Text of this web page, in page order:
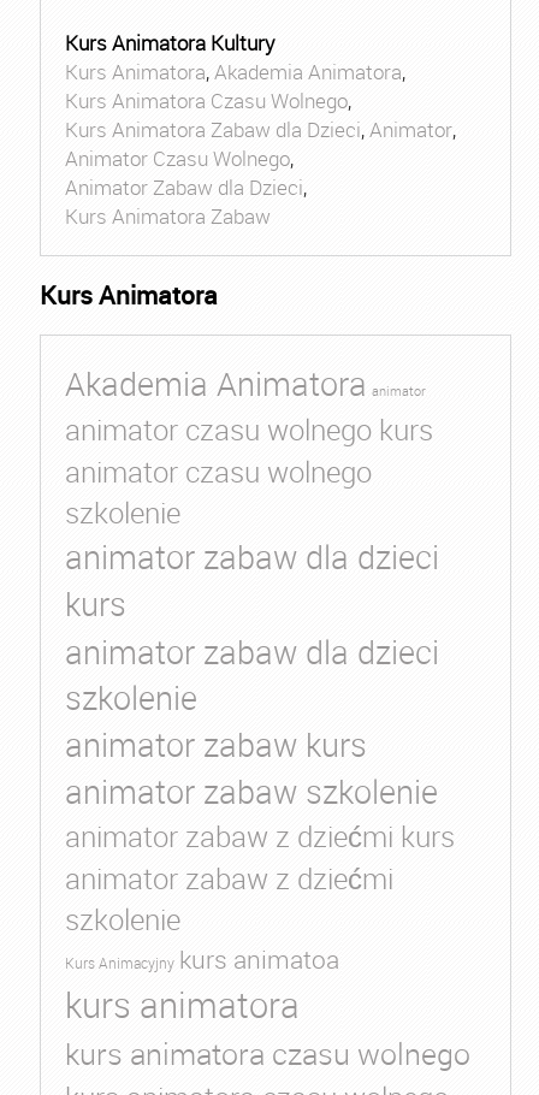
Kurs Animatora Kultury
Kurs Animatora,Akademia Animatora,
Kurs Animatora Czasu Wolnego,
Kurs Animatora Zabaw dla Dzieci,Animator,
Animator Czasu Wolnego,
Animator Zabaw dla Dzieci,
Kurs Animatora Zabaw
Kurs Animatora
Akademia Animatora animator
animator czasu wolnego kurs
animator czasu wolnego
szkolenie
animator zabaw dla dzieci
kurs
animator zabaw dla dzieci
szkolenie
animator zabaw kurs
animator zabaw szkolenie
animator zabaw z dziećmi kurs
animator zabaw z dziećmi
szkolenie
Kurs Animacyjny kurs animatoa
kurs animatora
kurs animatora czasu wolnego